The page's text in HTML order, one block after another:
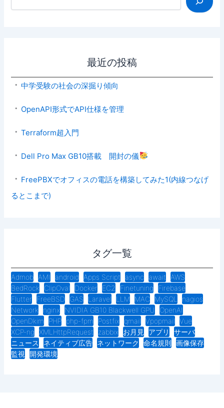
最近の投稿
中学受験の社会の深掘り傾向
OpenAPI形式でAPI仕様を管理
Terraform超入門
Dell Pro Max GB10搭載 開封の儀
FreePBXでオフィスの電話を構築してみた1(内線つなげ
るとこまで)
タグ一覧
Admob AMI android Apps Script async await
AWS
BedRock
ClipOval Docker EC2 Finetuning
Firebase
Flutter
FreeBSD GAS Laravel LLM MAC MySQL
nagios
Network
nginx NVIDIA GB10 Blackwell GPU
OpenAI
OpenDkim
PHP php-fpm Postfix qmail Vpopmail
Vue
XCP-ng
XMLHttpRequest zabbix お月見 アプリ
サーバ
ニュース
ネイティブ広告 ネットワーク 命名規則
画像保存
監視
開発環境